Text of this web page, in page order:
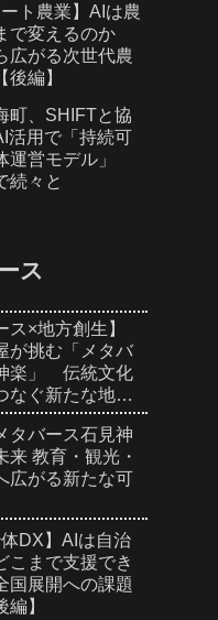
ート農業】AIは農
で変えるのか
広がる次世代農
後編】
町、SHIFTと協
活用で「持続可
運営モデル」
々と
ス
ス×地方創生】
が挑む「メタバ
楽」 伝統文化
なぐ新たな地域
タバース石見神
来 教育・観光・
広がる新たな可
体DX】AIは自治
こまで支援でき
展開への課題
編】